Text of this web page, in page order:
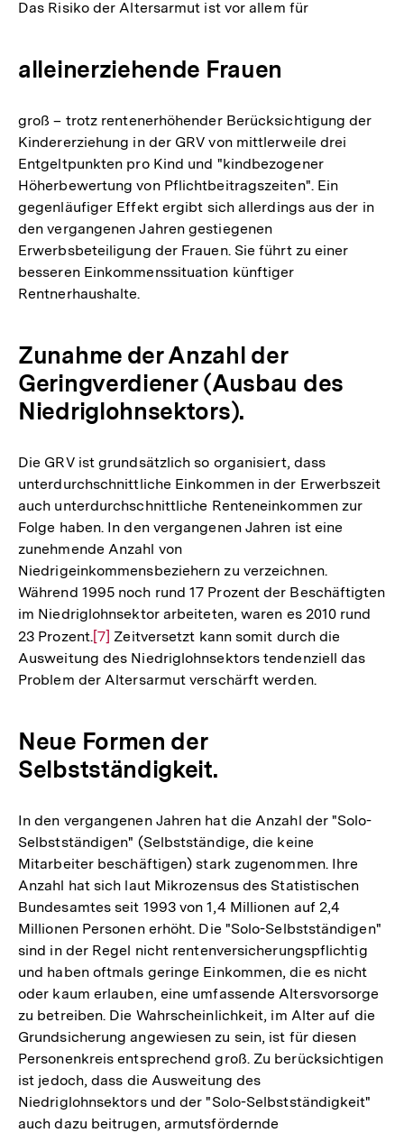
Das Risiko der Altersarmut ist vor allem für
alleinerziehende Frauen
groß – trotz rentenerhöhender Berücksichtigung der
Kindererziehung in der GRV von mittlerweile drei
Entgeltpunkten pro Kind und "kindbezogener
Höherbewertung von Pflichtbeitragszeiten". Ein
gegenläufiger Effekt ergibt sich allerdings aus der in
den vergangenen Jahren gestiegenen
Erwerbsbeteiligung der Frauen. Sie führt zu einer
besseren Einkommenssituation künftiger
Rentnerhaushalte.
Zunahme der Anzahl der
Geringverdiener (Ausbau des
Niedriglohnsektors).
Die GRV ist grundsätzlich so organisiert, dass
unterdurchschnittliche Einkommen in der Erwerbszeit
auch unterdurchschnittliche Renteneinkommen zur
Folge haben. In den vergangenen Jahren ist eine
zunehmende Anzahl von
Niedrigeinkommensbeziehern zu verzeichnen.
Während 1995 noch rund 17 Prozent der Beschäftigten
im Niedriglohnsektor arbeiteten, waren es 2010 rund
23 Prozent.Zur
Auflösung
der
[7] Zeitversetzt kann somit durch die
Ausweitung des Niedriglohnsektors tendenziell das
Problem der Altersarmut verschärft werden.
Neue Formen der
Selbstständigkeit.
In den vergangenen Jahren hat die Anzahl der "Solo-
Selbstständigen" (Selbstständige, die keine
Mitarbeiter beschäftigen) stark zugenommen. Ihre
Anzahl hat sich laut Mikrozensus des Statistischen
Bundesamtes seit 1993 von 1,4 Millionen auf 2,4
Millionen Personen erhöht. Die "Solo-Selbstständigen"
sind in der Regel nicht rentenversicherungspflichtig
und haben oftmals geringe Einkommen, die es nicht
oder kaum erlauben, eine umfassende Altersvorsorge
zu betreiben. Die Wahrscheinlichkeit, im Alter auf die
Grundsicherung angewiesen zu sein, ist für diesen
Personenkreis entsprechend groß. Zu berücksichtigen
ist jedoch, dass die Ausweitung des
Niedriglohnsektors und der "Solo-Selbstständigkeit"
auch dazu beitrugen, armutsfördernde